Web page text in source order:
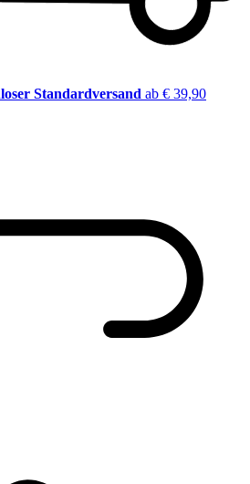
Standardversand ab € 39,90